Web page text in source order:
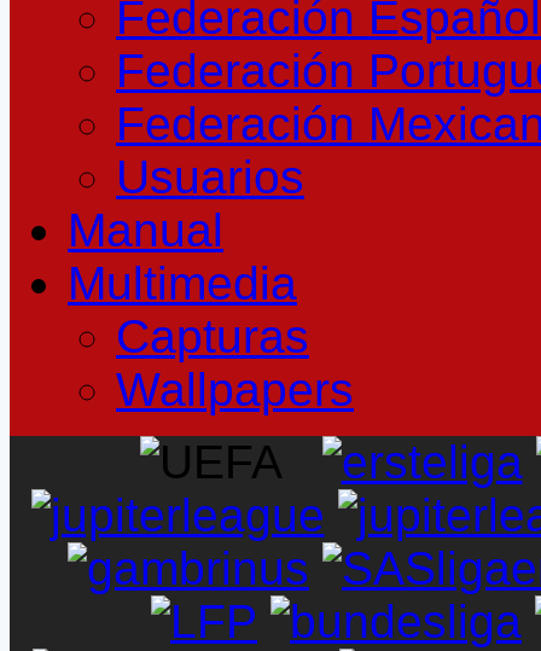
Federación
Federación
Federación
Usuarios
Manual
Multimedia
Capturas
Wallpapers